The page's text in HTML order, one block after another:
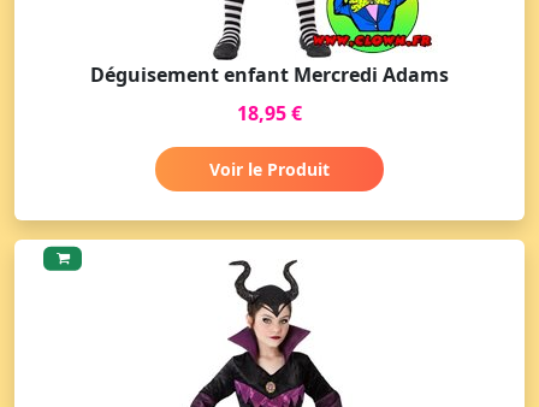
Déguisement enfant Mercredi Adams
18,95 €
Voir le Produit